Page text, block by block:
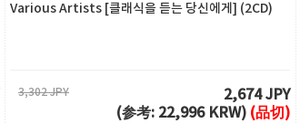
Various Artists [클래식을 듣는 당신에게] (2CD)
3,302 JPY
2,674 JPY
(参考: 22,996 KRW) (品切)